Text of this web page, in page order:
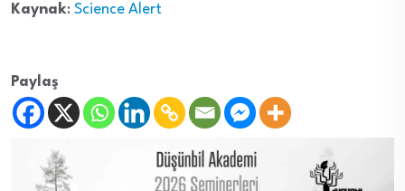
Kaynak: Science Alert
Paylaş